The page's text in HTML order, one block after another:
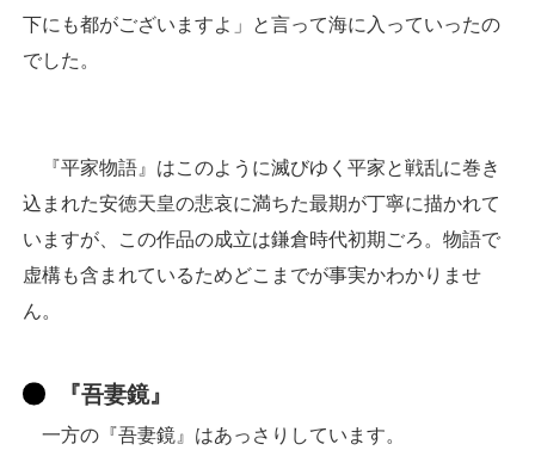
下にも都がございますよ」と言って海に入っていったの
でした。
『平家物語』はこのように滅びゆく平家と戦乱に巻き
込まれた安徳天皇の悲哀に満ちた最期が丁寧に描かれて
いますが、この作品の成立は鎌倉時代初期ごろ。物語で
虚構も含まれているためどこまでが事実かわかりませ
ん。
『吾妻鏡』
一方の『吾妻鏡』はあっさりしています。